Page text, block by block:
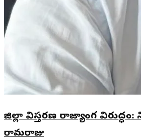
జిల్లా విస్తరణ రాజ్యాంగ విరుద్ధం:
రామరాజు